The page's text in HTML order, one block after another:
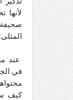
صحيفة
المثلى
عند
في
كيف